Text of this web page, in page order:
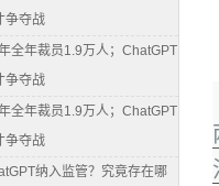
争夺战
全年裁员1.9万人；ChatGPT
争夺战
全年裁员1.9万人；ChatGPT
争夺战
纳入监管？究竟存在哪